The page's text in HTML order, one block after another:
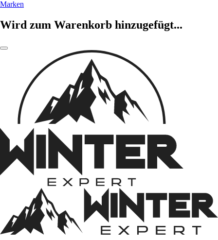
Marken
Wird zum Warenkorb hinzugefügt...